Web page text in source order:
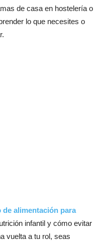
de casa en hostelería o
lo que necesites o
de alimentación para
infantil y cómo evitar
vuelta a tu rol, seas